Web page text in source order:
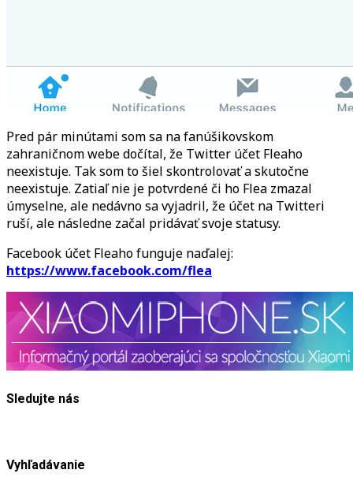
Pred pár minútami som sa na fanúšikovskom
zahraničnom webe dočítal, že Twitter účet Fleaho
neexistuje. Tak som to šiel skontrolovať a skutočne
neexistuje. Zatiaľ nie je potvrdené či ho Flea zmazal
úmyselne, ale nedávno sa vyjadril, že účet na Twitteri
ruší, ale následne začal pridávať svoje statusy.
Facebook účet Fleaho funguje naďalej:
https://www.facebook.com/flea
Sledujte nás
Vyhľadávanie